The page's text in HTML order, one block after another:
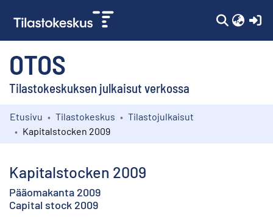
OTOS
Tilastokeskuksen julkaisut verkossa
Kokoelmat
Etusivu Tilastokeskus
Tilastojulkaisut
Kapitalstocken 2009
Kapitalstocken 2009
Pääomakanta 2009
Capital stock 2009